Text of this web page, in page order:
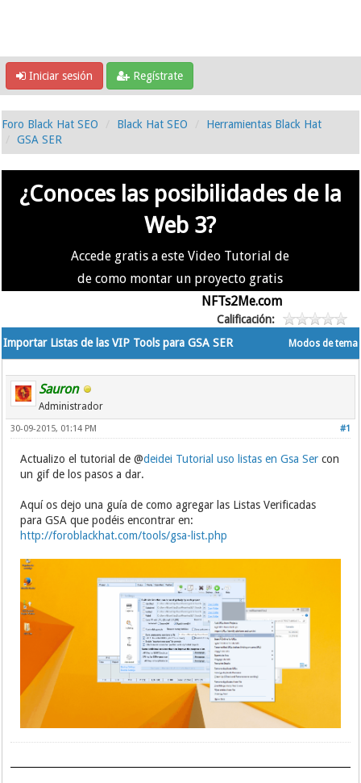
Iniciar sesión Regístrate
Foro Black Hat SEO Black Hat SEO
Herramientas Black Hat
GSA SER
¿Conoces las posibilidades de la
Web 3?
Accede gratis a este Video Tutorial de
de como montar un proyecto gratis
NFTs2Me.com
Calificación:
Modos de tema
Importar Listas de las VIP Tools para GSA SER
Sauron
Administrador
#1
30-09-2015, 01:14 PM
Actualizo el tutorial de @deidei Tutorial uso listas en Gsa Sercon
un gif de los pasos a dar.
Aquí os dejo una guía de como agregar las Listas Verificadas
para GSA que podéis encontrar en:
http://foroblackhat.com/tools/gsa-list.php